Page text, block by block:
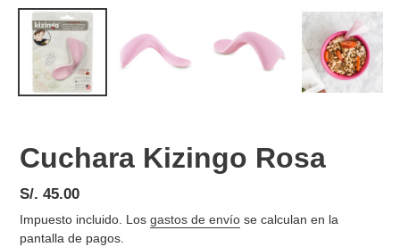
Cuchara Kizingo Rosa
Precio
habitual
S/. 45.00
Impuesto incluido. Los gastos de envío se calculan en la
pantalla de pagos.